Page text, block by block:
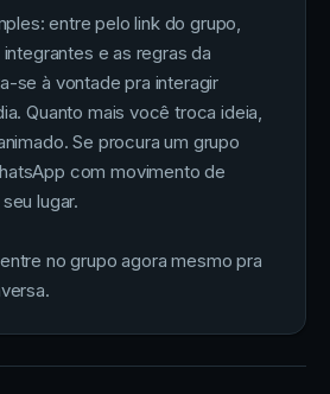
entre pelo link do grupo,
e as regras da
se à vontade pra interagir
Quanto mais você troca ideia,
Se procura um grupo
com movimento de
lugar.
no grupo agora mesmo pra